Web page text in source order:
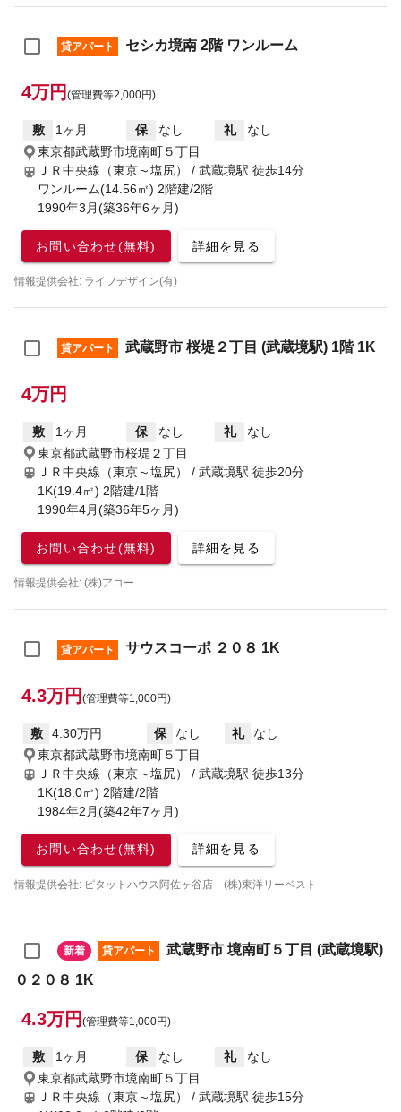
貸アパート セシカ境南 2階 ワンルーム
4万円 (管理費等2,000円)
敷 1ヶ月 保 なし 礼
なし
東京都武蔵野市境南町５丁目
ＪＲ中央線（東京～塩尻） / 武蔵境駅 徒歩14分
ワンルーム(14.56㎡) 2階建/2階
1990年3月(築36年6ヶ月)
お問い合わせ(無料) 詳細を見る
情報提供会社: ライフデザイン(有)
貸アパート 武蔵野市 桜堤２丁目 (武蔵境駅) 1階 1K
4万円
敷 1ヶ月 保 なし 礼
なし
東京都武蔵野市桜堤２丁目
ＪＲ中央線（東京～塩尻） / 武蔵境駅 徒歩20分
1K(19.4㎡) 2階建/1階
1990年4月(築36年5ヶ月)
お問い合わせ(無料) 詳細を見る
情報提供会社: (株)アコー
貸アパート サウスコーポ ２０８ 1K
4.3万円 (管理費等1,000円)
敷 4.30万円 保 なし 礼
なし
東京都武蔵野市境南町５丁目
ＪＲ中央線（東京～塩尻） / 武蔵境駅 徒歩13分
1K(18.0㎡) 2階建/2階
1984年2月(築42年7ヶ月)
お問い合わせ(無料) 詳細を見る
情報提供会社: ピタットハウス阿佐ヶ谷店 (株)東洋リーベスト
新着 貸アパート
武蔵野市 境南町５丁目 (武蔵境駅)
０２０８ 1K
4.3万円 (管理費等1,000円)
敷 1ヶ月 保 なし 礼
なし
東京都武蔵野市境南町５丁目
ＪＲ中央線（東京～塩尻） / 武蔵境駅 徒歩15分